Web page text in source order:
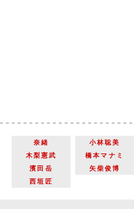
奈緒 小林聡美
木梨憲武
橋本マナミ
濱田岳
矢柴俊博
西垣匠